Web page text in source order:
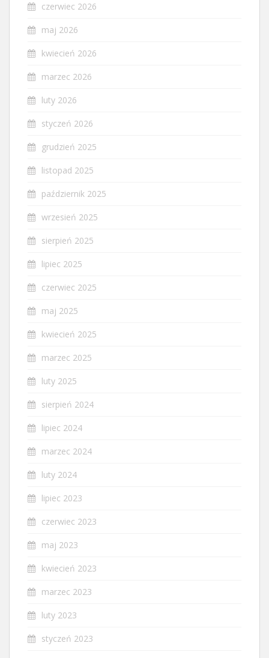
czerwiec 2026
maj 2026
kwiecień 2026
marzec 2026
luty 2026
styczeń 2026
grudzień 2025
listopad 2025
październik 2025
wrzesień 2025
sierpień 2025
lipiec 2025
czerwiec 2025
maj 2025
kwiecień 2025
marzec 2025
luty 2025
sierpień 2024
lipiec 2024
marzec 2024
luty 2024
lipiec 2023
czerwiec 2023
maj 2023
kwiecień 2023
marzec 2023
luty 2023
styczeń 2023